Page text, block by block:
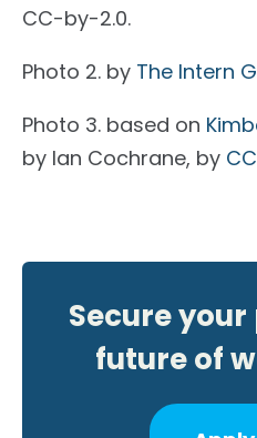
CC-by-2.0.
Photo 2. by The Intern
Photo 3. based on
by Ian Cochrane, by
Secure
future of